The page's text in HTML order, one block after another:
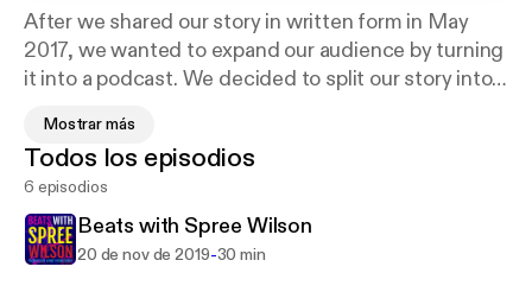
After we shared our story in written form in May
2017, we wanted to expand our audience by turning
it into a podcast. We decided to split our story into
Dealing with the System, and Surviving the System.
At the end of each episode we have our roundtable
discussions, where we [the Junket Crew] compare
our own experiences in the foster care system with
what the character in our story goes through.
Mostrar más
Todos los episodios
6 episodios
Beats with Spree Wilson
20 de nov de 2019-30 min